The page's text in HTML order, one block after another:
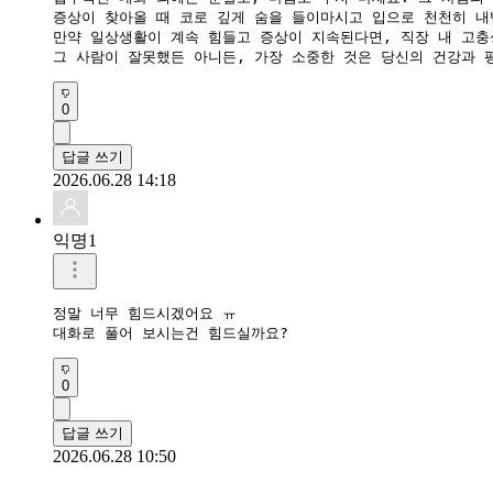
증상이 찾아올 때 코로 깊게 숨을 들이마시고 입으로 천천히
만약 일상생활이 계속 힘들고 증상이 지속된다면, 직장 내 고
그 사람이 잘못했든 아니든, 가장 소중한 것은 당신의 건강과
0
답글 쓰기
2026.06.28 14:18
익명1
정말 너무 힘드시겠어요 ㅠ
대화로 풀어 보시는건 힘드실까요?
0
답글 쓰기
2026.06.28 10:50